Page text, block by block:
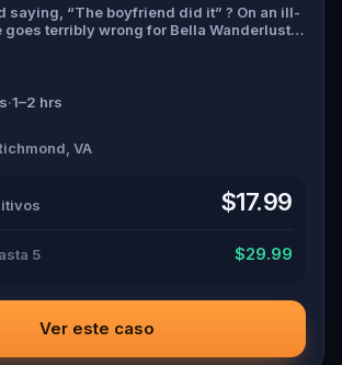
saying, “The boyfriend did it” ? On an ill-
terribly wrong for Bella Wanderlust
. Bella, a famous travel blogger, was
a ghost tour led by the theatrical Percy
boyfriend? Percy, the ghost tour
the real murderer before they strike
·1–2 hrs
VA
$17.99
5 $29.99
Ver este caso